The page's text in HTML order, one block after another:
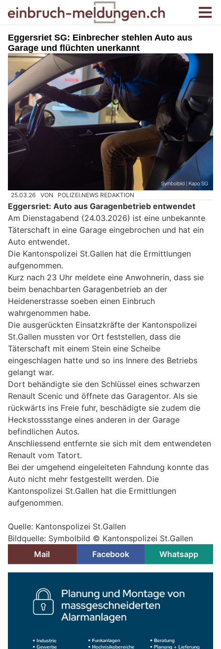
Eggersriet SG: Einbrecher stehlen Auto aus
Garage und flüchten unerkannt
25.03.26 VON POLIZEI.NEWS REDAKTION
Eggersriet: Auto aus Garagenbetrieb entwendet
Am Dienstagabend (24.03.2026) ist eine unbekannte
Täterschaft in eine Garage eingebrochen und hat ein
Auto entwendet.
Die Kantonspolizei St.Gallen hat die Ermittlungen
aufgenommen.
Kurz nach 23 Uhr meldete eine Anwohnerin, dass sie
beim benachbarten Garagenbetrieb an der
Heidenerstrasse soeben einen Einbruch
wahrgenommen habe.
Die ausgerückten Einsatzkräfte der Kantonspolizei
St.Gallen mussten vor Ort feststellen, dass die
Täterschaft mit einem Stein eine Scheibe
eingeschlagen hatte und so ins Innere des Betriebs
gelangt war.
Dort behändigte sie den Schlüssel eines schwarzen
Renault Scenic und öffnete das Garagentor. Als sie
rückwärts ins Freie fuhr, beschädigte sie zudem die
Heckstossstange eines anderen in der Garage
befindlichen Autos.
Anschliessend entfernte sie sich mit dem entwendeten
Renault vom Tatort.
Bei der umgehend eingeleiteten Fahndung konnte das
Auto nicht mehr festgestellt werden. Die
Kantonspolizei St.Gallen hat die Ermittlungen
aufgenommen.
Quelle: Kantonspolizei St.Gallen
Bildquelle: Symbolbild © Kantonspolizei St.Gallen
Mail
Facebook Whatsapp